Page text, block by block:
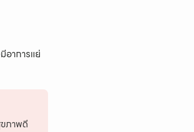
อาการแย่
ภาพดี